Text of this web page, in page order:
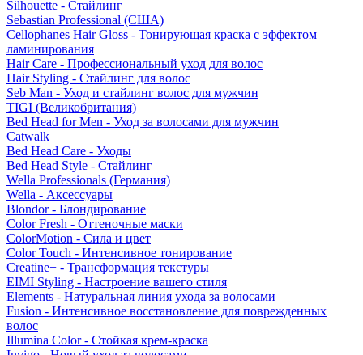
Silhouette - Стайлинг
Sebastian Professional (США)
Cellophanes Hair Gloss - Тонирующая краска с эффектом
ламинирования
Hair Care - Профессиональный уход для волос
Hair Styling - Стайлинг для волос
Seb Man - Уход и стайлинг волос для мужчин
TIGI (Великобритания)
Bed Head for Men - Уход за волосами для мужчин
Catwalk
Bed Head Care - Уходы
Bed Head Style - Стайлинг
Wella Professionals (Германия)
Wella - Аксессуары
Blondor - Блондирование
Color Fresh - Оттеночные маски
ColorMotion - Сила и цвет
Color Touch - Интенсивное тонирование
Creatine+ - Трансформация текстуры
EIMI Styling - Настроение вашего стиля
Elements - Натуральная линия ухода за волосами
Fusion - Интенсивное восстановление для поврежденных
волос
Illumina Color - Стойкая крем-краска